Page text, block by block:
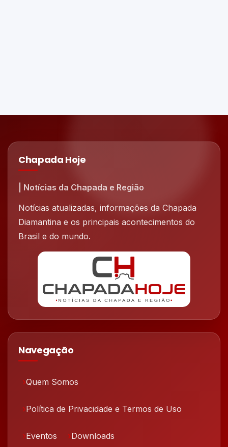
Chapada Hoje
| Notícias da Chapada e Região
Notícias atualizadas, informações da Chapada
Diamantina e os principais acontecimentos do
Brasil e do mundo.
Navegação
Quem Somos
Política de Privacidade e Termos de Uso
Eventos Downloads